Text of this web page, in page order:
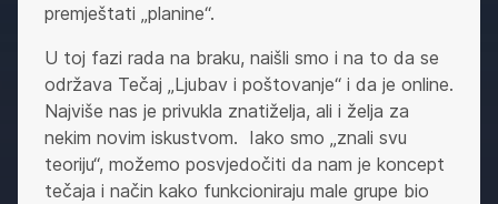
premještati „planine“.
U toj fazi rada na braku, naišli smo i na to da se
održava Tečaj „Ljubav i poštovanje“ i da je online.
Najviše nas je privukla znatiželja, ali i želja za
nekim novim iskustvom. Iako smo „znali svu
teoriju“, možemo posvjedočiti da nam je koncept
tečaja i način kako funkcioniraju male grupe bio